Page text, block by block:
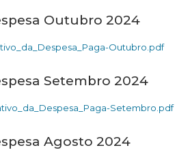
Outubro 2024
Outubro.pdf
Setembro 2024
Setembro.pdf
Agosto 2024